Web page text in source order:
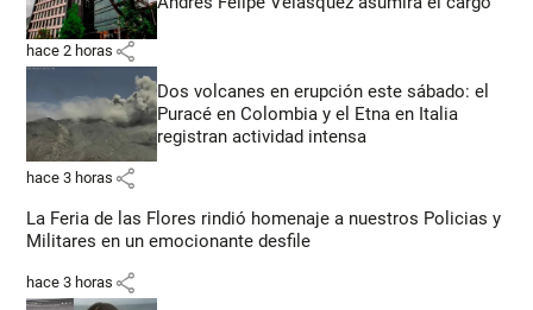
hace 2 horas share
Dos volcanes en erupción este sábado: el
Puracé en Colombia y el Etna en Italia
registran actividad intensa
hace 3 horas share
La Feria de las Flores rindió homenaje a nuestros Policias y
Militares en un emocionante desfile
hace 3 horas share